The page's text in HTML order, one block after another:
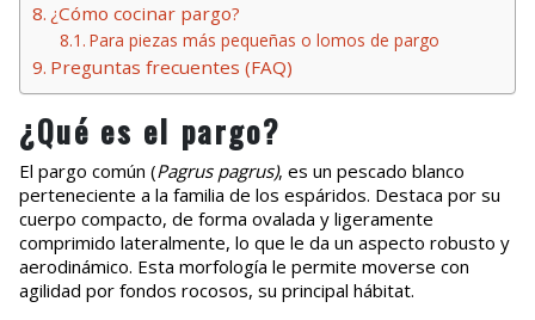
¿Cómo cocinar pargo?
Para piezas más pequeñas o lomos de pargo
Preguntas frecuentes (FAQ)
¿Qué es el pargo?
El pargo común (Pagrus pagrus), es un pescado blanco
perteneciente a la familia de los espáridos. Destaca por su
cuerpo compacto, de forma ovalada y ligeramente
comprimido lateralmente, lo que le da un aspecto robusto y
aerodinámico. Esta morfología le permite moverse con
agilidad por fondos rocosos, su principal hábitat.